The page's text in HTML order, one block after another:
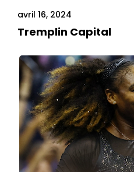
avril 16, 2024
Tremplin Capital